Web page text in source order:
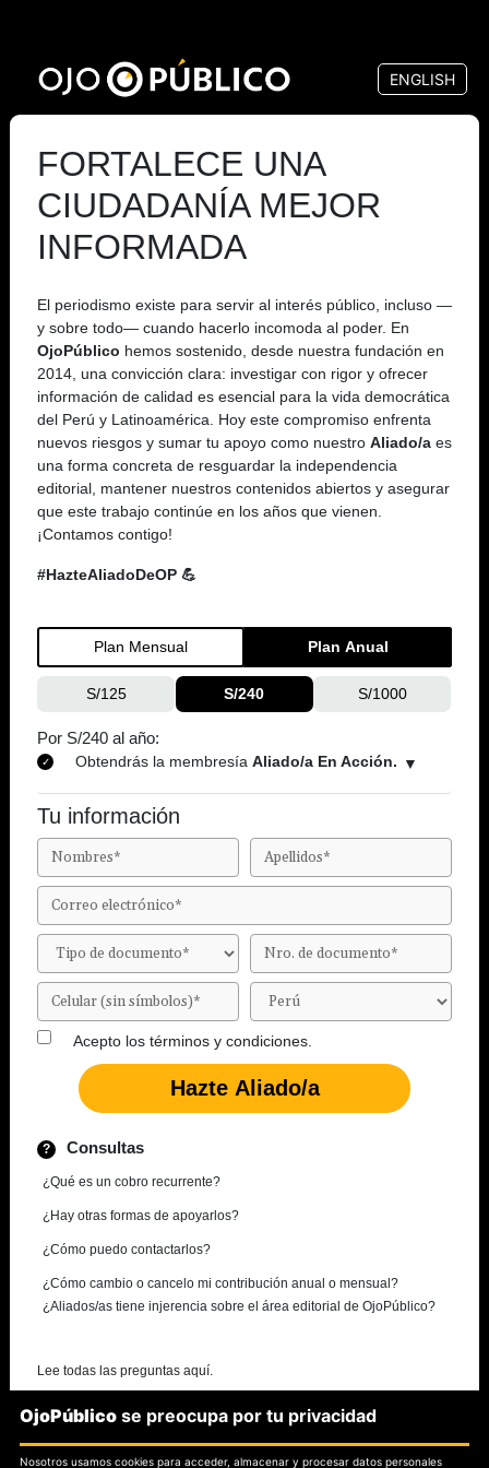
contenido
principal
ENGLISH
FORTALECE UNA
CIUDADANÍA MEJOR
INFORMADA
El periodismo existe para servir al interés público, incluso —
y sobre todo— cuando hacerlo incomoda al poder. En
OjoPúblico hemos sostenido, desde nuestra fundación en
2014, una convicción clara: investigar con rigor y ofrecer
información de calidad es esencial para la vida democrática
del Perú y Latinoamérica. Hoy este compromiso enfrenta
nuevos riesgos y sumar tu apoyo como nuestro Aliado/a es
una forma concreta de resguardar la independencia
editorial, mantener nuestros contenidos abiertos y asegurar
que este trabajo continúe en los años que vienen.
¡Contamos contigo!
#HazteAliadoDeOP 💪
Plan Mensual Plan Anual
S/125 S/240 S/1000
Por S/240 al año:
Obtendrás la membresía Aliado/a En Acción.
Tu información
Acepto los términos y condiciones.
Consultas
¿Qué es un cobro recurrente?
¿Hay otras formas de apoyarlos?
¿Cómo puedo contactarlos?
¿Cómo cambio o cancelo mi contribución anual o mensual?
¿Aliados/as tiene injerencia sobre el área editorial de OjoPúblico?
Lee todas las preguntas aquí.
¿Necesitas más información?
OjoPúblico se preocupa por tu privacidad
Nosotros usamos cookies para acceder, almacenar y procesar datos personales